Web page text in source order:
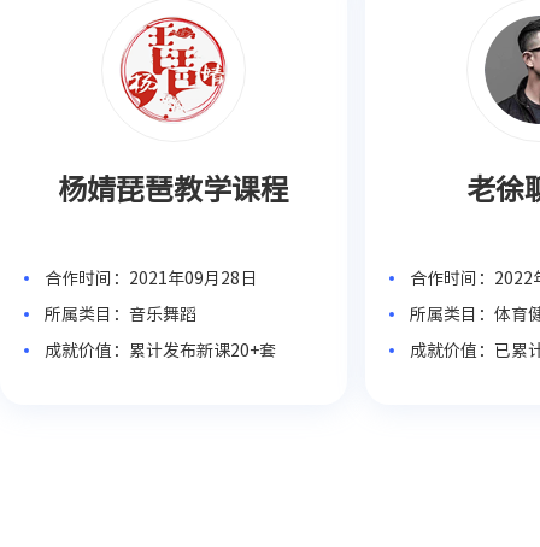
杨婧琵琶教学课程
合作时间：2021年09月28日
所属类目：音乐舞蹈
成就价值：累计发布新课20+套
老徐
合作时间：2022
所属类目：体育
成就价值：已累